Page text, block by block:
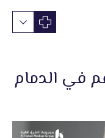
في الدمام